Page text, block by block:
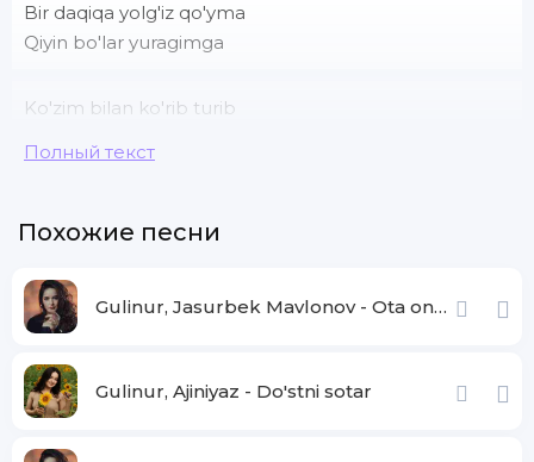
Bir daqiqa yolg'iz qo'yma
Qiyin bo'lar yuragimga
Ko'zim bilan ko'rib turib
Aytaman qiynayverma
Qo'lim bilan tutolmasam netaman
Vaziyatim qanday bo'lsayam
Ko'zim bilan ko'rib turib
So'zim bilan sevganimni
Полный текст
Похожие песни
Gulinur, Jasurbek Mavlonov - Ota onam
Gulinur, Ajiniyaz - Do'stni sotar